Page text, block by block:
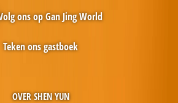
OVER SHEN YUN
ons op Gan Jing World
Teken ons gastboek